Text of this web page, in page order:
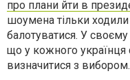
про плани йти в
шоумена тільки
балотуватися. У
що у кожного українця
визначитися з вибором.